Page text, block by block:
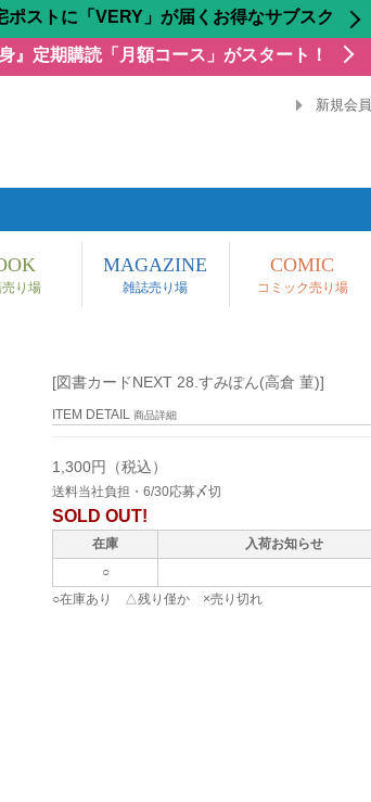
身』定期購読「月額コース」がスタート！
ポストに「VERY」が届くお得なサブスク
新規会
り場
MAGAZINE
雑誌売り場
COMIC
コミック売り場
[図書カードNEXT 28.すみぽん(高倉 菫)]
ITEM DETAIL 商品詳細
1,300円（税込）
送料当社負担・6/30応募〆切
SOLD OUT!
在庫
入荷お知らせ
○
○在庫あり △残り僅か ×売り切れ